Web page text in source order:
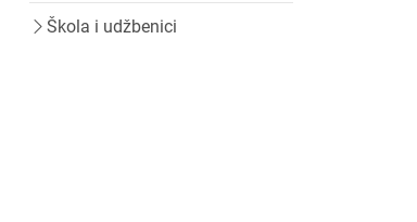
Škola i udžbenici